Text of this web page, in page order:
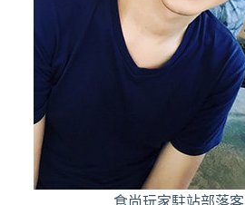
食尚玩家駐站部落客